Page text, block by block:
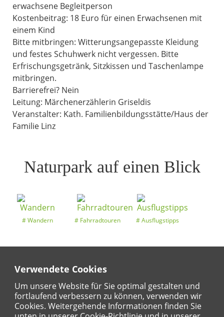
Verwendete Cookies
Um unsere Website für Sie optimal gestalten und
fortlaufend verbessern zu können, verwenden wir
Cookies. Weitergehende Informationen finden Sie
erwachsene Begleitperson
Kostenbeitrag: 18 Euro für einen Erwachsenen mit
einem Kind
Bitte mitbringen: Witterungsangepasste Kleidung
und festes Schuhwerk nicht vergessen. Bitte
Erfrischungsgetränk, Sitzkissen und Taschenlampe
mitbringen.
Barrierefrei? Nein
Leitung: Märchenerzählerin Griseldis
Veranstalter: Kath. Familienbildungsstätte/Haus der
Familie Linz
Naturpark auf einen Blick
Wandern Fahrradtouren Ausflugstipps
Entdeckertouren Ansichten